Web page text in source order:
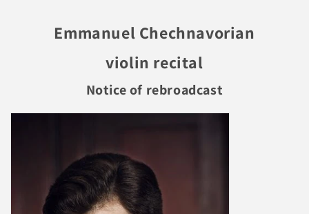
Emmanuel Chechnavorian
violin recital
Notice of rebroadcast